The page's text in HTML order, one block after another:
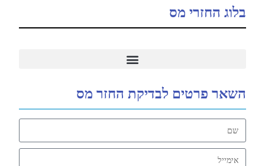
בלוג החזרי מס
השאר פרטים לבדיקת החזר מס